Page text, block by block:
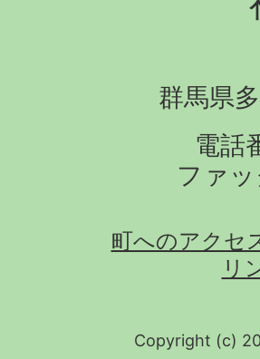
群馬県
電話
ファ
町へのアクセ
リ
Copyright (c)